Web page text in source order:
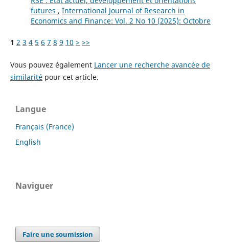
futures , International Journal of Research in
Economics and Finance: Vol. 2 No 10 (2025): Octobre
1 2 3 4 5 6 7 8 9 10 > >>
Vous pouvez également Lancer une recherche avancée de
similaritépour cet article.
Langue
Français (France)
English
Naviguer
Faire une soumission